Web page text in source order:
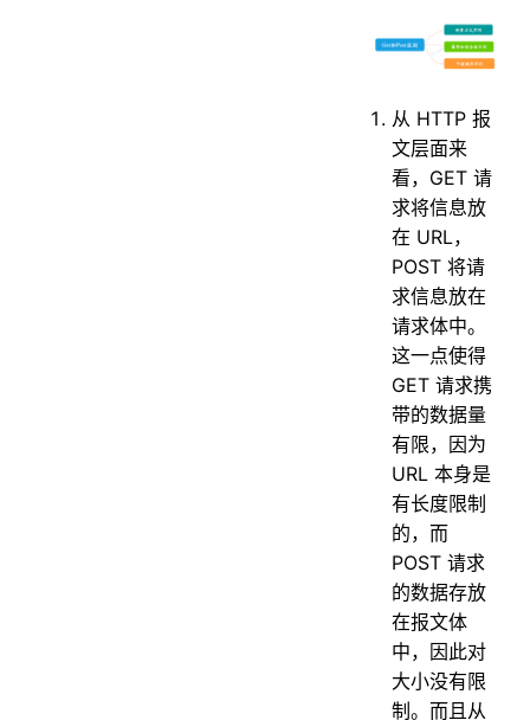
从 HTTP 报
文层面来
看，GET 请
求将信息放
在 URL，
POST 将请
求信息放在
请求体中。
这一点使得
GET 请求携
带的数据量
有限，因为
URL 本身是
有长度限制
的，而
POST 请求
的数据存放
在报文体
中，因此对
大小没有限
制。而且从